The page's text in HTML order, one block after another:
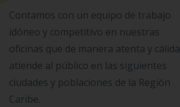
Contamos con un equipo de trabajo
idóneo y competitivo en nuestras
oficinas que de manera atenta y cálida
atiende al público en las siguientes
ciudades y poblaciones de la Región
Caribe.